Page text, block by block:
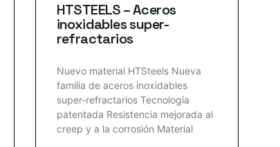
HTSTEELS – Aceros
inoxidables super-
refractarios
Nuevo material HTSteels Nueva
familia de aceros inoxidables
super-refractarios Tecnología
patentada Resistencia mejorada al
creep y a la corrosión Material